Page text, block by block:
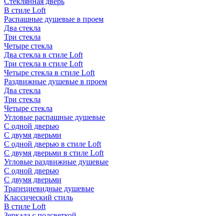
В стиле Loft
Распашные душевые в проем
Два стекла
Три стекла
Четыре стекла
Два стекла в стиле Loft
Три стекла в стиле Loft
Четыре стекла в стиле Loft
Раздвижные душевые в проем
Два стекла
Три стекла
Четыре стекла
Угловые распашные душевые
С одной дверью
С двумя дверьми
С одной дверью в стиле Loft
С двумя дверьми в стиле Loft
Угловые раздвижные душевые
С одной дверью
С двумя дверьми
Трапециевидные душевые
Классический стиль
В стиле Loft